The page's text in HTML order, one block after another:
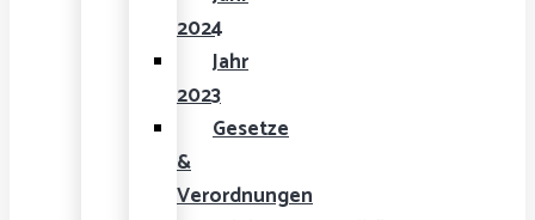
2024
Jahr
2023
Gesetze
&
Verordnungen